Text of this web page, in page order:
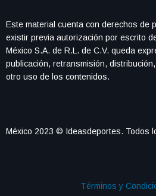
Este material cuenta con derechos de
existir previa autorización por escrito
México S.A. de R.L. de C.V. queda
publicación, retransmisión,
otro uso de los contenidos.
México 2023 © Ideasdeportes. Todos
Términos y